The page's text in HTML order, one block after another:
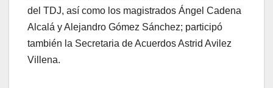
del TDJ, así como los magistrados Ángel Cadena
Alcalá y Alejandro Gómez Sánchez; participó
también la Secretaria de Acuerdos Astrid Avilez
Villena.